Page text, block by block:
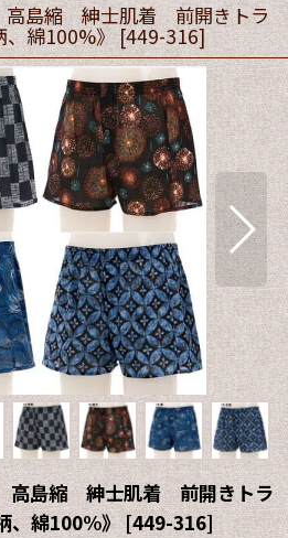
高島縮 紳士肌着 前開きトラ
、綿100%》 [449-316]
高島縮 紳士肌着 前開きトラ
、綿100%》 [449-316]